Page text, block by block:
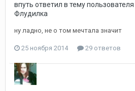
впуть ответил в тему пользователя
Флудилка
ну ладно, не о том мечтала значит
25 ноября 2014 29 ответов